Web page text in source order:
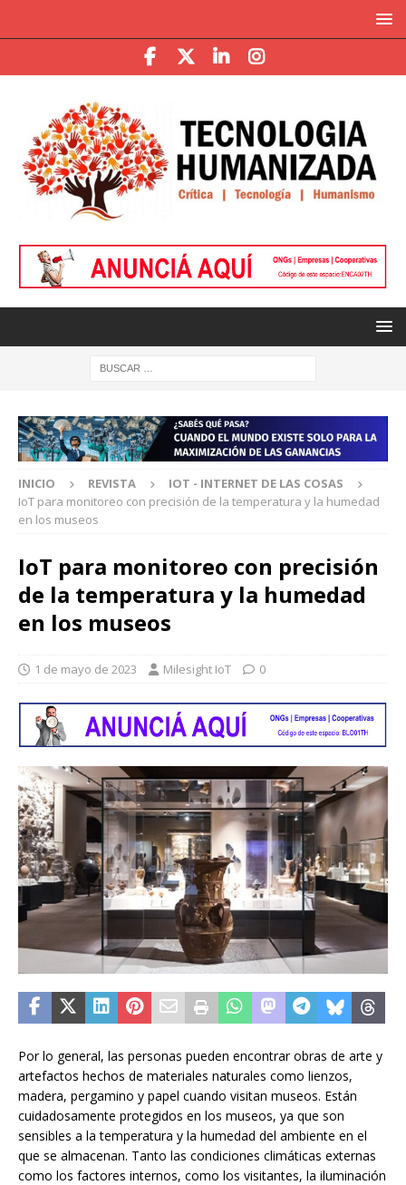
INICIO REVISTA
IOT - INTERNET DE LAS COSAS
IoT para monitoreo con precisión de la temperatura y la humedad
en los museos
IoT para monitoreo con precisión
de la temperatura y la humedad
en los museos
1 de mayo de 2023 Milesight IoT 0
Por lo general, las personas pueden encontrar obras de arte y
artefactos hechos de materiales naturales como lienzos,
madera, pergamino y papel cuando visitan museos. Están
cuidadosamente protegidos en los museos, ya que son
sensibles a la temperatura y la humedad del ambiente en el
que se almacenan. Tanto las condiciones climáticas externas
como los factores internos, como los visitantes, la iluminación